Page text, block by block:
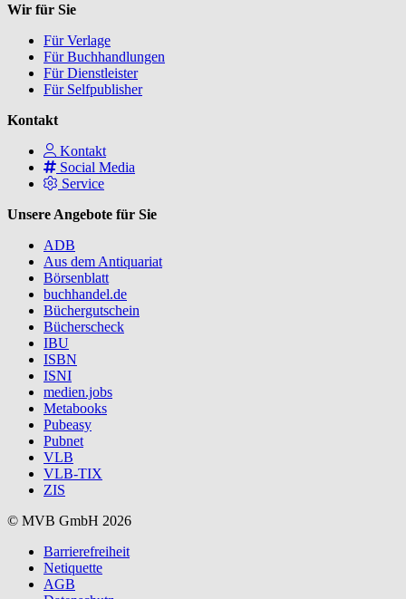
Wir für Sie
Für Verlage
Für Buchhandlungen
Für Dienstleister
Für Selfpublisher
Kontakt
Kontakt
Social Media
Service
Unsere Angebote für Sie
ADB
Aus dem Antiquariat
Börsenblatt
buchhandel.de
Büchergutschein
Bücherscheck
IBU
ISBN
ISNI
medien.jobs
Metabooks
Pubeasy
Pubnet
VLB
VLB-TIX
ZIS
© MVB GmbH 2026
Barrierefreiheit
Netiquette
AGB